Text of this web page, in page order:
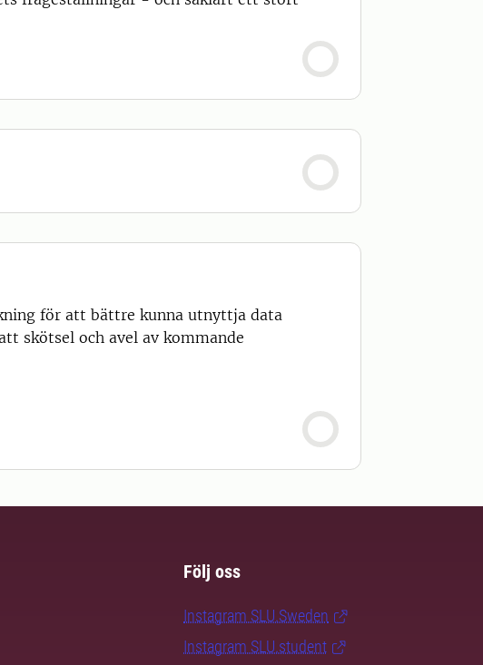
för att bättre kunna utnyttja data
skötsel och avel av kommande
Följ oss
Instagram SLU.Sweden
Instagram SLU.student